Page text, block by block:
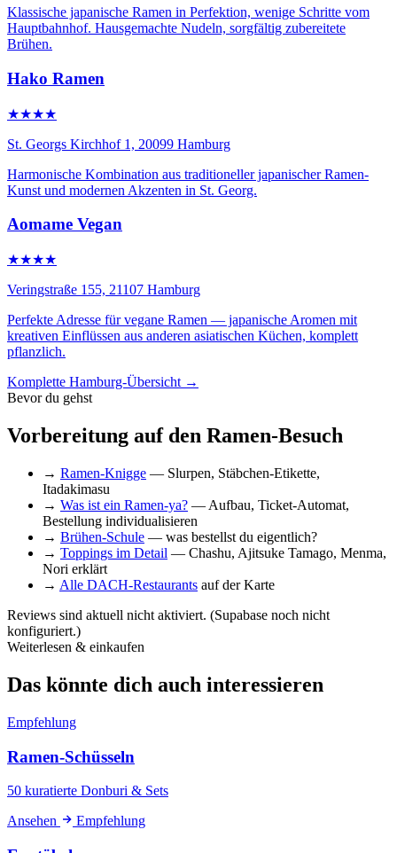
Klassische japanische Ramen in Perfektion, wenige Schritte vom
Hauptbahnhof. Hausgemachte Nudeln, sorgfältig zubereitete
Brühen.
Hako Ramen
★★★★
St. Georgs Kirchhof 1, 20099 Hamburg
Harmonische Kombination aus traditioneller japanischer Ramen-
Kunst und modernen Akzenten in St. Georg.
Aomame Vegan
★★★★
Veringstraße 155, 21107 Hamburg
Perfekte Adresse für vegane Ramen — japanische Aromen mit
kreativen Einflüssen aus anderen asiatischen Küchen, komplett
pflanzlich.
Komplette Hamburg-Übersicht →
Bevor du gehst
Vorbereitung auf den Ramen-Besuch
→ Ramen-Knigge — Slurpen, Stäbchen-Etikette,
Itadakimasu
→ Was ist ein Ramen-ya? — Aufbau, Ticket-Automat,
Bestellung individualisieren
→ Brühen-Schule — was bestellst du eigentlich?
→ Toppings im Detail — Chashu, Ajitsuke Tamago, Menma,
Nori erklärt
→ Alle DACH-Restaurants auf der Karte
Reviews sind aktuell nicht aktiviert. (Supabase noch nicht
konfiguriert.)
Weiterlesen & einkaufen
Das könnte dich auch interessieren
Empfehlung
Ramen-Schüsseln
50 kuratierte Donburi & Sets
Ansehen
Empfehlung